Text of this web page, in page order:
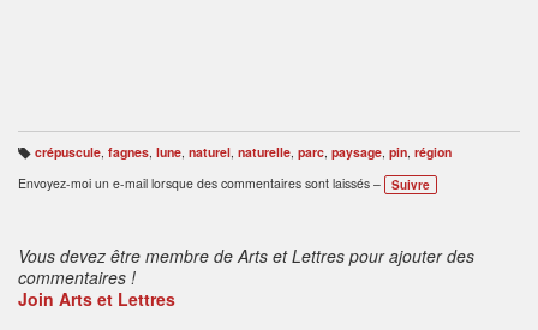
B
ali
s
crépuscule, fagnes, lune, naturel, naturelle, parc, paysage, pin, région
Envoyez-moi un e-mail lorsque des commentaires sont laissés –
Suivre
Vous devez être membre de Arts et Lettres pour ajouter des
commentaires !
Join Arts et Lettres